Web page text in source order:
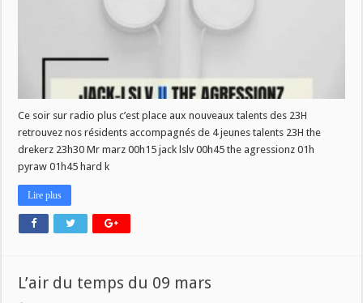
Ce soir sur radio plus c’est place aux nouveaux talents des 23H
retrouvez nos résidents accompagnés de 4 jeunes talents 23H the
drekerz 23h30 Mr marz 00h15 jack lslv 00h45 the agressionz 01h
pyraw 01h45 hard k
Lire plus
L’air du temps du 09 mars